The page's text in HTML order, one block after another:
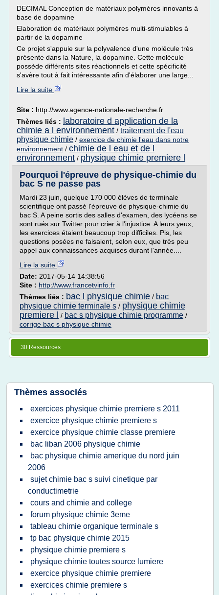
DECIMAL Conception de matériaux polymères innovants à
base de dopamine
Elaboration de matériaux polymères multi-stimulables à
partir de la dopamine
Ce projet s'appuie sur la polyvalence d'une molécule très
présente dans la Nature, la dopamine. Cette molécule
possède différents sites réactionnels et cette spécificité
s'avère tout à fait intéressante afin d'élaborer une large...
Lire la suite
Site : http://www.agence-nationale-recherche.fr
Thèmes liés : laboratoire d application de la
chimie a l environnement / traitement de l'eau
physique chimie / exercice de chimie l'eau dans notre
environnement / chimie de l eau et de l
environnement / physique chimie premiere l
Pourquoi l'épreuve de physique-chimie du
bac S ne passe pas
Mardi 23 juin, quelque 170 000 élèves de terminale
scientifique ont passé l'épreuve de physique-chimie du
bac S. A peine sortis des salles d'examen, des lycéens se
sont rués sur Twitter pour crier à l'injustice. A leurs yeux,
les exercices étaient beaucoup trop difficiles. Pis, les
questions posées ne faisaient, selon eux, que très peu
appel aux connaissances acquises durant l'année....
Lire la suite
Date: 2017-05-14 14:38:56
Site : http://www.francetvinfo.fr
Thèmes liés : bac l physique chimie / bac
physique chimie terminale s / physique chimie
premiere l
/ bac s physique chimie programme /
corrige bac s physique chimie
30 Ressources
Thèmes associés
exercices physique chimie premiere s 2011
exercice physique chimie premiere s
exercice physique chimie classe premiere
bac liban 2006 physique chimie
bac physique chimie amerique du nord juin
2006
sujet chimie bac s suivi cinetique par
conductimetrie
cours and chimie and college
forum physique chimie 3eme
tableau chimie organique terminale s
tp bac physique chimie 2015
physique chimie premiere s
physique chimie toutes source lumiere
exercice physique chimie premiere
exercices chimie premiere s